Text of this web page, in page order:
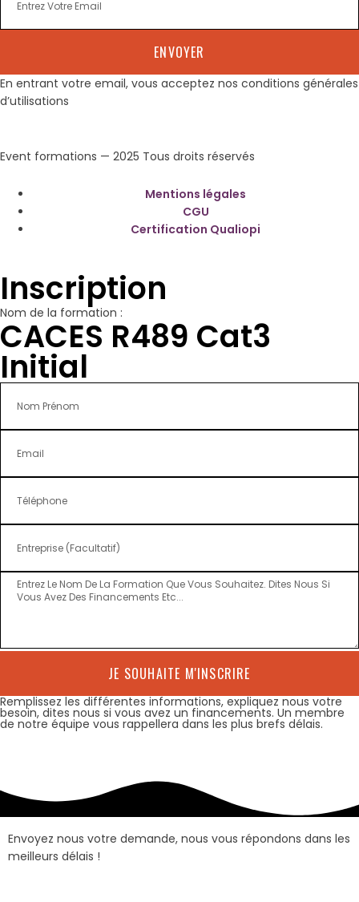
ENVOYER
En entrant votre email, vous acceptez nos conditions générales
d’utilisations
Event formations — 2025 Tous droits réservés
Mentions légales
CGU
Certification Qualiopi
Inscription
Nom de la formation :
CACES R489 Cat3
Initial
JE SOUHAITE M'INSCRIRE
Remplissez les différentes informations, expliquez nous votre
besoin, dites nous si vous avez un financements. Un membre
de notre équipe vous rappellera dans les plus brefs délais.
Envoyez nous votre demande, nous vous répondons dans les
meilleurs délais !